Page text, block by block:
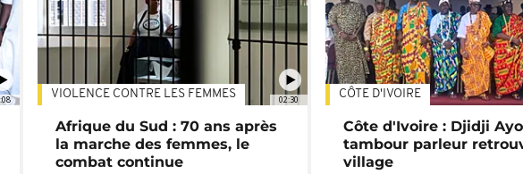
02:30
VIOLENCE CONTRE LES FEMMES
Afrique du Sud : 70 ans après
la marche des femmes, le
combat continue
CÔTE D'IVOIRE
Côte d'Ivoire : Djidji
tambour parleur
village